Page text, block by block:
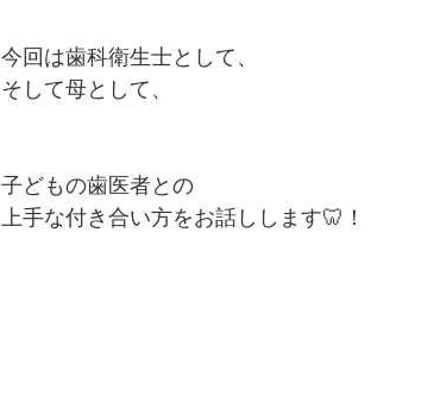
今回は歯科衛生士として、
そして母として、
子どもの歯医者との
上手な付き合い方をお話しします🦷！